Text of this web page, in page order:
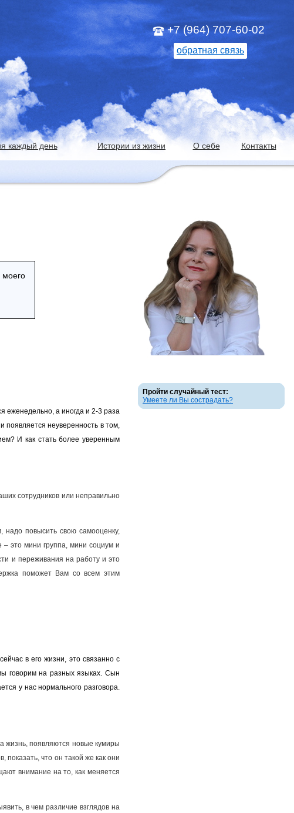
+7 (964) 707-60-02
обратная связь
каждый день Истории из жизни О себе Контакты
моего
еженедельно, а иногда и 2-3 раза
появляется неуверенность в том,
И как стать более уверенным
сотрудников или неправильно
повысить свою самооценку,
– это мини группа, мини социум и
и переживания на работу и это
поможет Вам со всем этим
в его жизни, это связанно с
говорим на разных языках. Сын
у нас нормального разговора.
жизнь, появляются новые кумиры
показать, что он такой же как они
внимание на то, как меняется
в чем различие взглядов на
Пройти случайный тест:
Умеете ли Вы сострадать?